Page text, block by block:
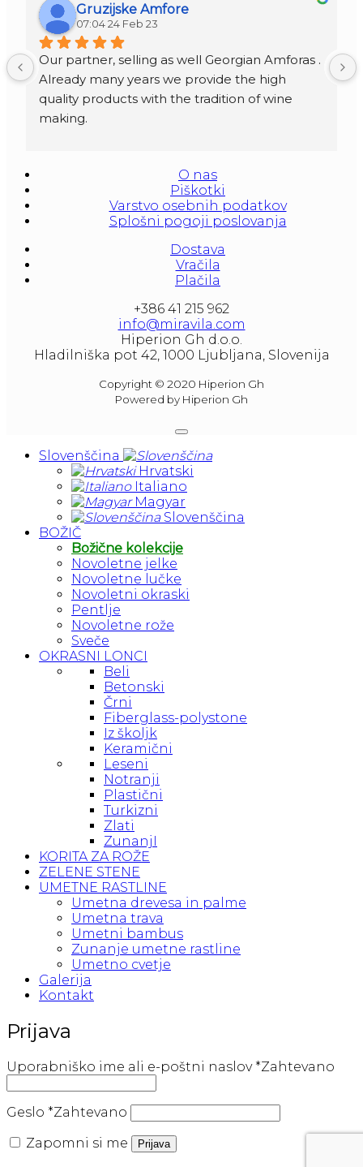
Gruzijske Amfore
07:04 24 Feb 23
Our partner, selling as well Georgian Amforas .
Already many years we provide the high
quality products with the tradition of wine
making.
At our partners Miravila showroom you can
O nas
Piškotki
Varstvo osebnih podatkov
Splošni pogoji poslovanja
Dostava
Vračila
Plačila
+386 41 215 962
info@miravila.com
Hiperion Gh d.o.o.
Hladilniška pot 42, 1000 Ljubljana, Slovenija
Copyright © 2020 Hiperion Gh
Powered by Hiperion Gh
Slovenščina
Hrvatski
Italiano
Magyar
Slovenščina
BOŽIČ
Božične kolekcije
Novoletne jelke
Novoletne lučke
Novoletni okraski
Pentlje
Novoletne rože
Sveče
OKRASNI LONCI
Beli
Betonski
Črni
Fiberglass-polystone
Iz školjk
Keramični
Leseni
Notranji
Plastični
Turkizni
Zlati
ZunanjI
KORITA ZA ROŽE
ZELENE STENE
UMETNE RASTLINE
Umetna drevesa in palme
Umetna trava
Umetni bambus
Zunanje umetne rastline
Umetno cvetje
Galerija
Kontakt
Prijava
Uporabniško ime ali e-poštni naslov *Zahtevano
Geslo *Zahtevano
Zapomni si me
Prijava